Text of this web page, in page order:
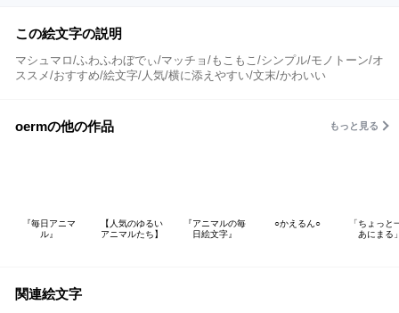
この絵文字の説明
マシュマロ/ふわふわぼでぃ/マッチョ/もこもこ/シンプル/モノトーン/オ
ススメ/おすすめ/絵文字/人気/横に添えやすい/文末/かわいい
oermの他の作品 もっと見る
『毎日アニマ
ル』
【人気のゆるい
アニマルたち】
『アニマルの毎
日絵文字』
○かえるん○
「ちょっと
あにまる
関連絵文字